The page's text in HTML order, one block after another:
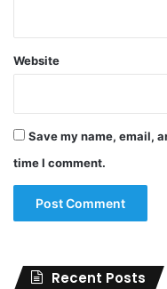
Website
Save my name, email,
time I comment.
Recent Posts